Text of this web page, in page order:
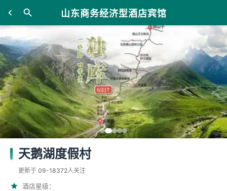
山东商务经济型酒店宾馆
天鹅湖度假村
更新于 09-18372人关注
酒店星级：